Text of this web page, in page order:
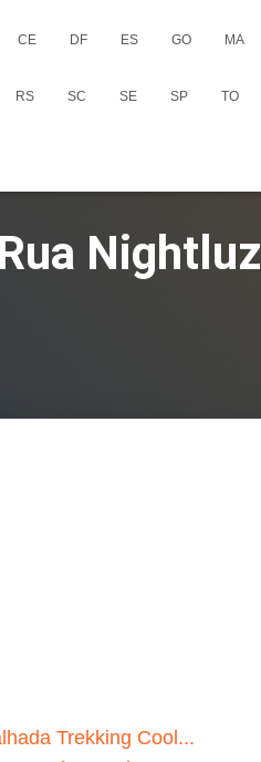
CE DF ES GO MA
RS SC SE SP TO
Nightluz
Trekking Cool...